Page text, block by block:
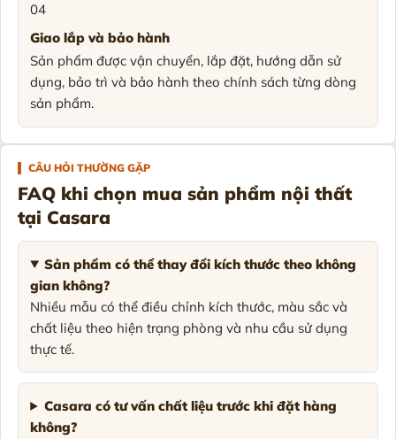
04
Giao lắp và bảo hành
Sản phẩm được vận chuyển, lắp đặt, hướng dẫn sử
dụng, bảo trì và bảo hành theo chính sách từng dòng
sản phẩm.
CÂU HỎI THƯỜNG GẶP
FAQ khi chọn mua sản phẩm nội thất
tại Casara
Sản phẩm có thể thay đổi kích thước theo không
gian không?
Nhiều mẫu có thể điều chỉnh kích thước, màu sắc và
chất liệu theo hiện trạng phòng và nhu cầu sử dụng
thực tế.
Casara có tư vấn chất liệu trước khi đặt hàng
không?